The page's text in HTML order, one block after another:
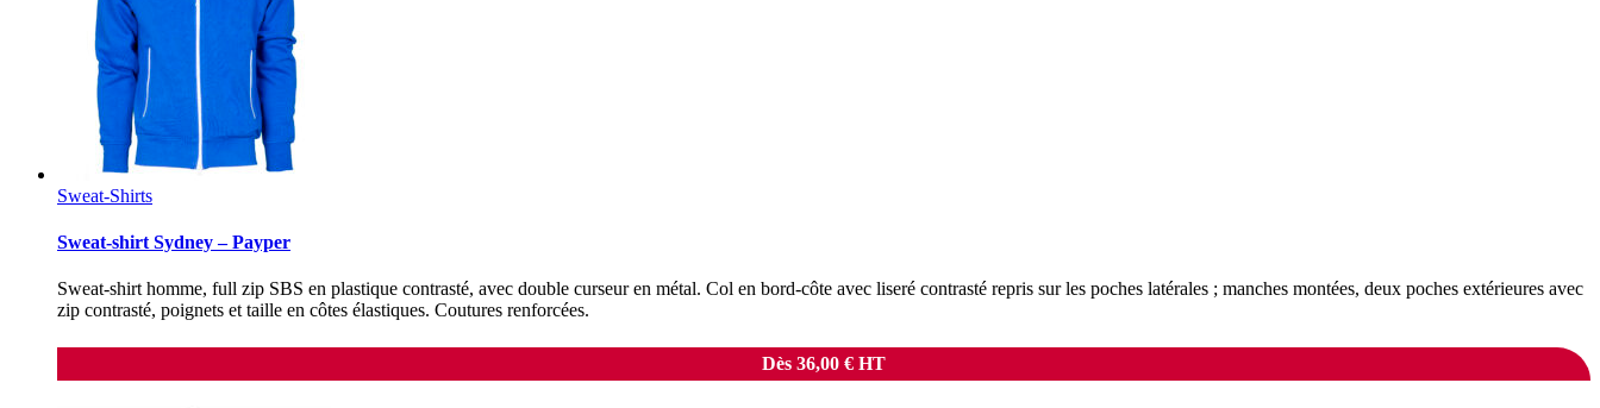
Sweat-Shirts
Sweat-shirt Sydney – Payper
Sweat-shirt homme, full zip SBS en plastique contrasté, avec double curseur en métal. Col en bord-côte avec liseré contrasté repris sur les poches latérales ; manches montées, deux poches extérieures avec
zip contrasté, poignets et taille en côtes élastiques. Coutures renforcées.
Dès 36,00 € HT